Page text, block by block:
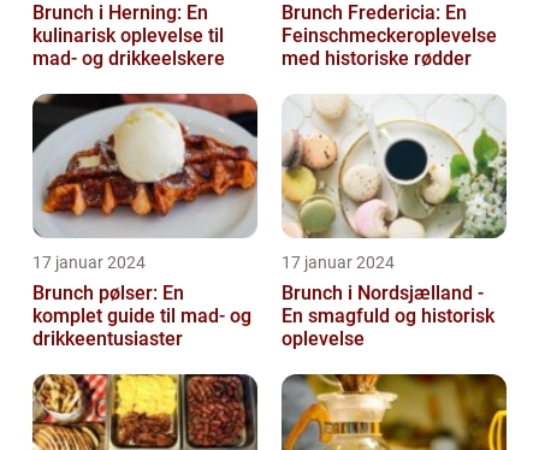
Brunch i Herning: En
kulinarisk oplevelse til
mad- og drikkeelskere
Brunch Fredericia: En
Feinschmeckeroplevelse
med historiske rødder
17 januar 2024
Brunch pølser: En
komplet guide til mad- og
drikkeentusiaster
17 januar 2024
Brunch i Nordsjælland -
En smagfuld og historisk
oplevelse